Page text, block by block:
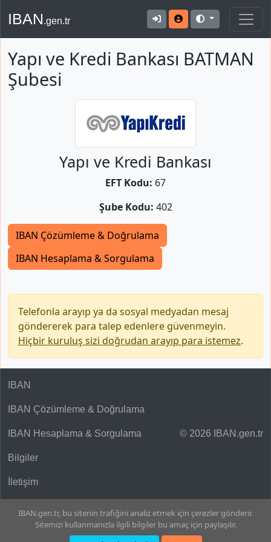
IBAN.gen.tr
Yapı ve Kredi Bankası BATMAN
Şubesi
Yapı ve Kredi Bankası
EFT Kodu: 67
Şube Kodu: 402
IBAN Çözümleme & Doğrulama
IBAN Hesaplama & Sorgulama
Telefonla arayıp ya da sosyal medyadan mesaj
göndererek para talep edenlere güvenmeyin.
Hiçbir kuruluş sizi doğrudan arayıp para istemez.
© 2026 IBAN.gen.tr
IBAN
IBAN Çözümleme & Doğrulama
IBAN Hesaplama & Sorgulama
Bilgiler
İletişim
IBAN.gen.tr, bu sitenin trafiğini analiz etmek için çerezler gönderir.
Sitemizi kullanmanızla ilgili bilgiler bu amaç için paylaşılır.